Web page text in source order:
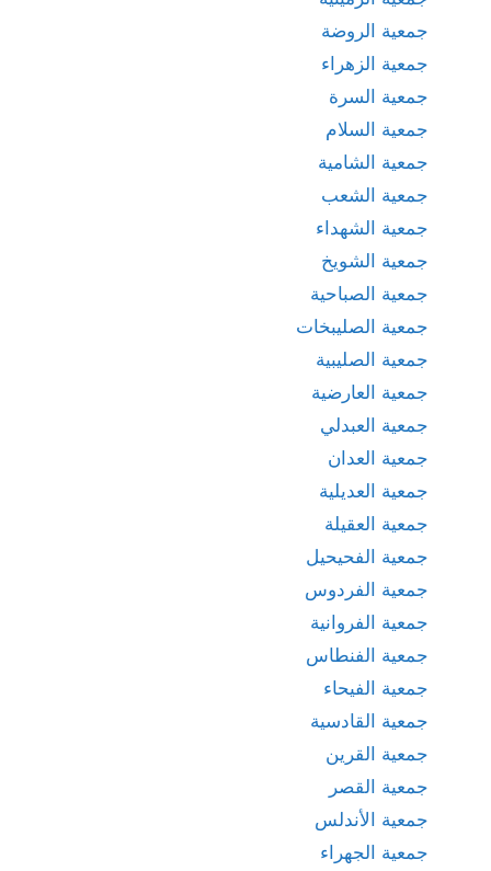
جمعية الروضة
جمعية الزهراء
جمعية السرة
جمعية السلام
جمعية الشامية
جمعية الشعب
جمعية الشهداء
جمعية الشويخ
جمعية الصباحية
جمعية الصليبخات
جمعية الصليبية
جمعية العارضية
جمعية العبدلي
جمعية العدان
جمعية العديلية
جمعية العقيلة
جمعية الفحيحيل
جمعية الفردوس
جمعية الفروانية
جمعية الفنطاس
جمعية الفيحاء
جمعية القادسية
جمعية القرين
جمعية القصر
جمعية الأندلس
جمعية الجهراء